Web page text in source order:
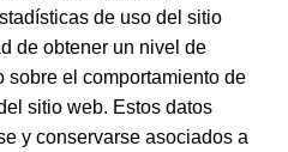
Z 20 Posic. Gris
de uso del sitio
de obtener un nivel de
sobre el comportamiento de
sitio web. Estos datos
y conservarse asociados a